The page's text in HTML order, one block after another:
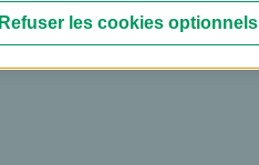
Refuser les cookies optionnels